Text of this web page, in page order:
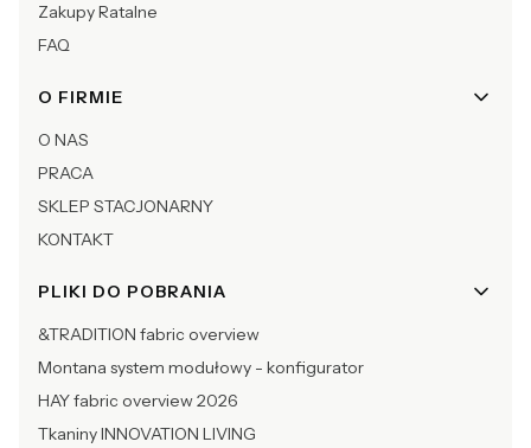
Zakupy Ratalne
FAQ
O FIRMIE
O NAS
PRACA
SKLEP STACJONARNY
KONTAKT
PLIKI DO POBRANIA
&TRADITION fabric overview
Montana system modułowy - konfigurator
HAY fabric overview 2026
Tkaniny INNOVATION LIVING